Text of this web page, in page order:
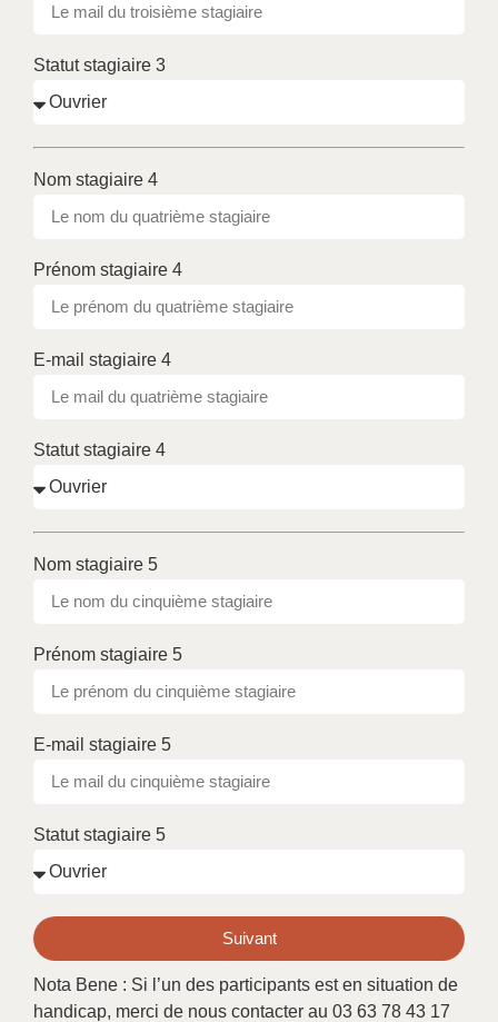
Statut stagiaire 3
Nom stagiaire 4
Prénom stagiaire 4
E-mail stagiaire 4
Statut stagiaire 4
Nom stagiaire 5
Prénom stagiaire 5
E-mail stagiaire 5
Statut stagiaire 5
Suivant
Nota Bene : Si l’un des participants est en situation de
handicap, merci de nous contacter au 03 63 78 43 17